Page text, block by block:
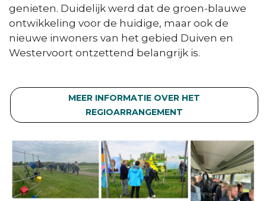
genieten. Duidelijk werd dat de groen-blauwe
ontwikkeling voor de huidige, maar ook de
nieuwe inwoners van het gebied Duiven en
Westervoort ontzettend belangrijk is.
MEER INFORMATIE OVER HET
REGIOARRANGEMENT